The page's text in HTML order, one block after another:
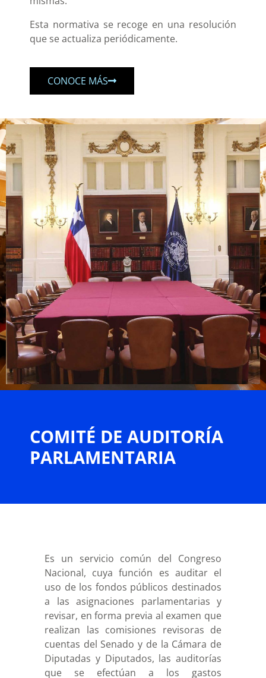
Esta normativa se recoge en una resolución
que se actualiza periódicamente.
CONOCE MÁS
COMITÉ DE AUDITORÍA
PARLAMENTARIA​
Es un servicio común del Congreso
Nacional, cuya función es auditar el
uso de los fondos públicos destinados
a las asignaciones parlamentarias y
revisar, en forma previa al examen que
realizan las comisiones revisoras de
cuentas del Senado y de la Cámara de
Diputadas y Diputados, las auditorías
que se efectúan a los gastos